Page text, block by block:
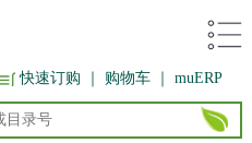
快速订购 ｜ 购物车 ｜ muERP